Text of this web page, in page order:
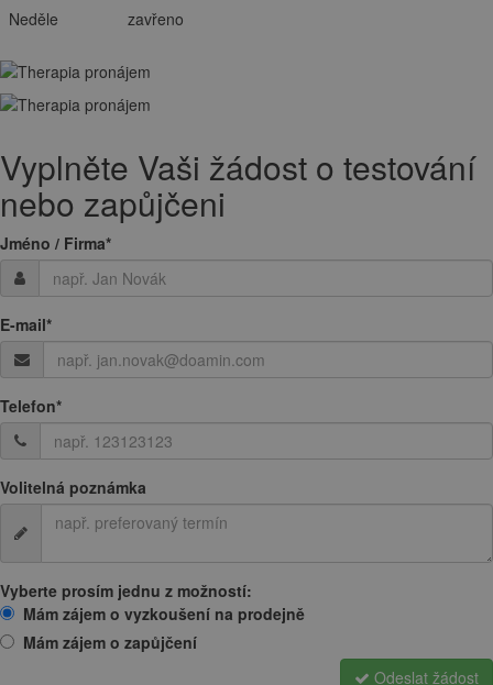
Neděle
zavřeno
Vyplněte Vaši žádost o testování
nebo zapůjčeni
Jméno / Firma*
E-mail*
Telefon*
Volitelná poznámka
Vyberte prosím jednu z možností:
Mám zájem o vyzkoušení na prodejně
Mám zájem o zapůjčení
Odeslat žádost